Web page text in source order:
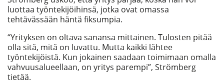
luottaa työntekijöihinsä, jotka ovat omassa
tehtävässään häntä fiksumpia.
“Yrityksen on oltava sanansa mittainen. Tulosten pitää
olla sitä, mitä on luvattu. Mutta kaikki lähtee
työntekijöistä. Kun jokainen saadaan toimimaan omalla
vahvuusalueellaan, on yritys parempi”, Strömberg
tietää.